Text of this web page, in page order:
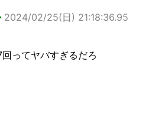
2024/02/25(日) 21:18:36.95
ってヤバすぎるだろ